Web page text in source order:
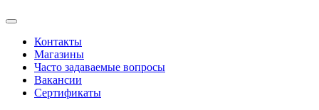
Контакты
Магазины
Часто задаваемые вопросы
Вакансии
Сертификаты